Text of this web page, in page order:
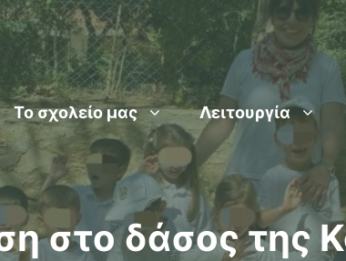
Το σχολείο μας Λειτουργία
στο δάσος της